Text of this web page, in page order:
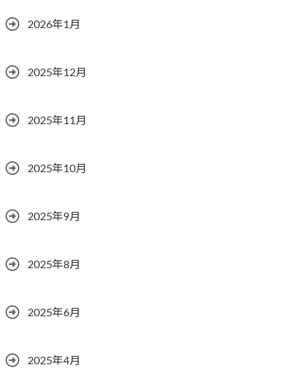
2026年1月
2025年12月
2025年11月
2025年10月
2025年9月
2025年8月
2025年6月
2025年4月